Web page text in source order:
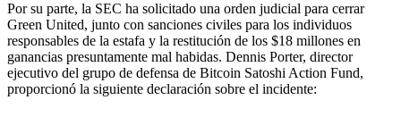
Por su parte, la SEC ha solicitado una orden judicial para cerrar
Green United, junto con sanciones civiles para los individuos
responsables de la estafa y la restitución de los $18 millones en
ganancias presuntamente mal habidas. Dennis Porter, director
ejecutivo del grupo de defensa de Bitcoin Satoshi Action Fund,
proporcionó la siguiente declaración sobre el incidente: